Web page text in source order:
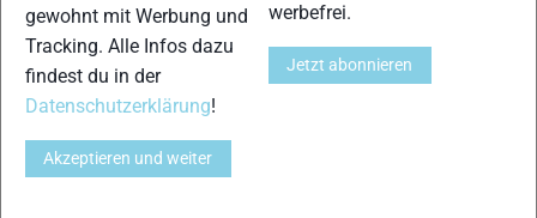
19 20
gewohnt mit Werbung und
Tracking. Alle Infos dazu
findest du in der
Datenschutzerklärung!
Akzeptieren und weiter
werbefrei.
Jetzt abonnieren